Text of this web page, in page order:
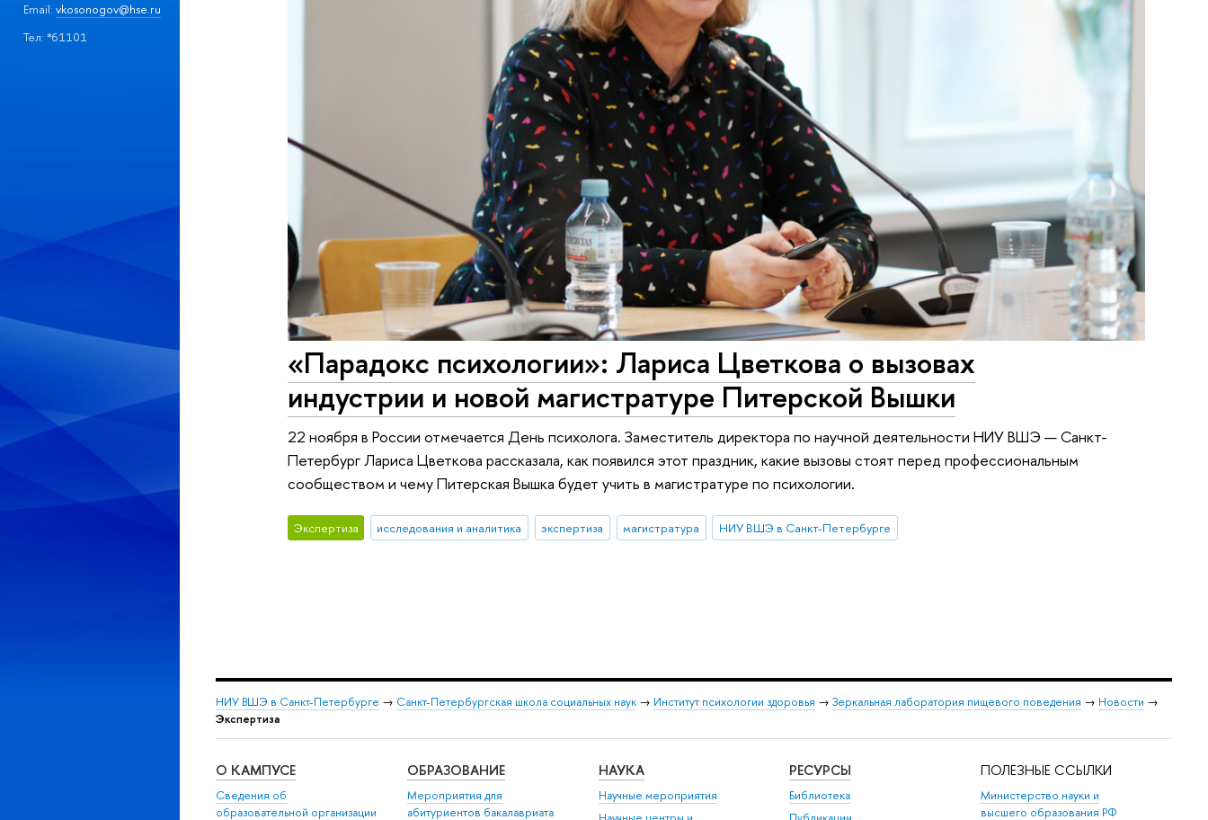
Email: vkosonogov@hse.ru
Тел: *61101
«Парадокс психологии»: Лариса Цветкова о вызовах
индустрии и новой магистратуре Питерской Вышки
22 ноября в России отмечается День психолога. Заместитель директора по научной деятельности НИУ ВШЭ — Санкт-
Петербург Лариса Цветкова рассказала, как появился этот праздник, какие вызовы стоят перед профессиональным
сообществом и чему Питерская Вышка будет учить в магистратуре по психологии.
Экспертиза исследования и аналитика экспертиза магистратура НИУ ВШЭ в Санкт-Петербурге
НИУ ВШЭ в Санкт-Петербурге → Санкт-Петербургская школа социальных наук → Институт психологии здоровья → Зеркальная лаборатория пищевого поведения → Новости →
Экспертиза
О КАМПУСЕ
Сведения об
образовательной организации
ОБРАЗОВАНИЕ
Мероприятия для
абитуриентов бакалавриата
НАУКА
Научные мероприятия
РЕСУРСЫ
Библиотека
ПОЛЕЗНЫЕ ССЫЛКИ
Министерство науки и
высшего образования РФ